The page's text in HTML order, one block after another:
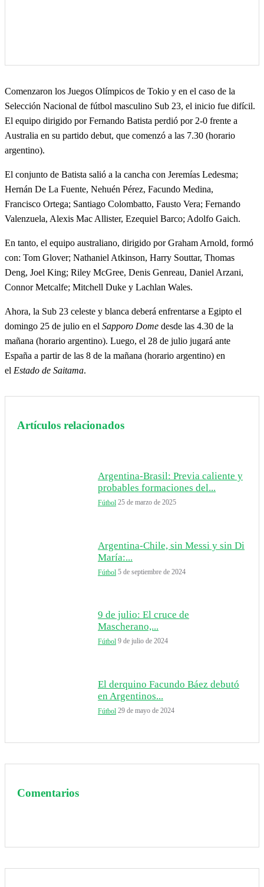
Comenzaron los Juegos Olímpicos de Tokio y en el caso de la
Selección Nacional de fútbol masculino Sub 23, el inicio fue difícil.
El equipo dirigido por Fernando Batista perdió por 2-0 frente a
Australia en su partido debut, que comenzó a las 7.30 (horario
argentino).
El conjunto de Batista salió a la cancha con Jeremías Ledesma;
Hernán De La Fuente, Nehuén Pérez, Facundo Medina,
Francisco Ortega; Santiago Colombatto, Fausto Vera; Fernando
Valenzuela, Alexis Mac Allister, Ezequiel Barco; Adolfo Gaich.
En tanto, el equipo australiano, dirigido por Graham Arnold, formó
con: Tom Glover; Nathaniel Atkinson, Harry Souttar, Thomas
Deng, Joel King; Riley McGree, Denis Genreau, Daniel Arzani,
Connor Metcalfe; Mitchell Duke y Lachlan Wales.
Ahora, la Sub 23 celeste y blanca deberá enfrentarse a Egipto el
domingo 25 de julio en el Sapporo Dome desde las 4.30 de la
mañana (horario argentino). Luego, el 28 de julio jugará ante
España a partir de las 8 de la mañana (horario argentino) en
el Estado de Saitama.
Artículos relacionados
Argentina-Brasil: Previa caliente y
probables formaciones del...
Fútbol 25 de marzo de 2025
Argentina-Chile, sin Messi y sin Di
María:...
Fútbol 5 de septiembre de 2024
9 de julio: El cruce de
Mascherano,...
Fútbol 9 de julio de 2024
El derquino Facundo Báez debutó
en Argentinos...
Fútbol 29 de mayo de 2024
Comentarios